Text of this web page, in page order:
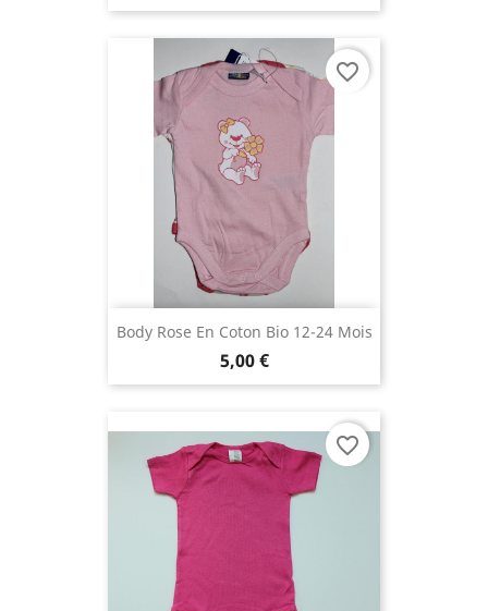
Body Rose En Coton Bio 12-24 Mois
5,00 €
favorite_border
favorite_border